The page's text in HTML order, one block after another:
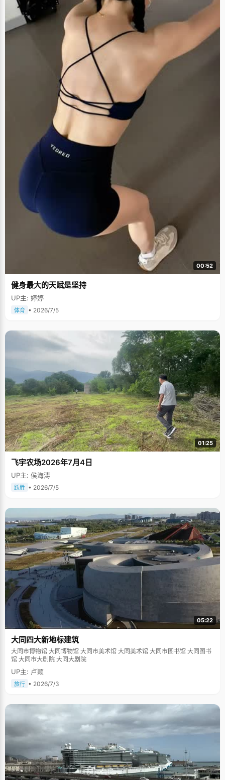
00:52
健身最大的天赋是坚持
UP主: 婷婷
体育 • 2026/7/5
01:25
飞宇农场2026年7月4日
UP主: 侯海涛
跃胜 • 2026/7/5
05:22
大同四大新地标建筑
大同市博物馆 大同博物馆 大同市美术馆 大同美术馆 大同市图书馆 大同图书
馆 大同市大剧院 大同大剧院
UP主: 卢颖
旅行 • 2026/7/3